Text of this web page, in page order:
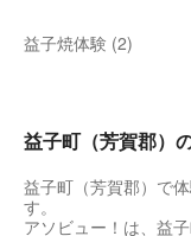
益子焼体験 (2)
益子町（芳賀郡）
益子町（芳賀郡）で
す。
アソビュー！は、益